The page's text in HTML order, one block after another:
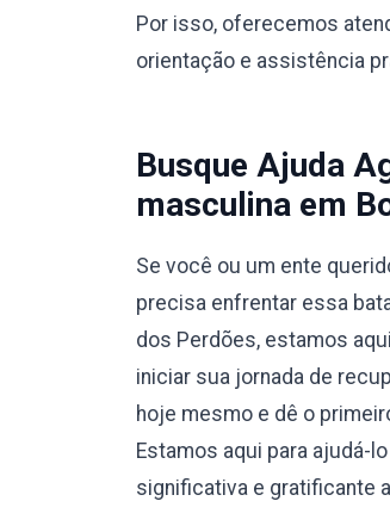
Por isso, oferecemos
orientação e assistência
Busque Ajuda
masculina em
Se você ou um ente
precisa enfrentar essa
dos Perdões, estamos
iniciar sua jornada de
hoje mesmo e dê o
Estamos aqui para ajudá-
significativa e gratificante